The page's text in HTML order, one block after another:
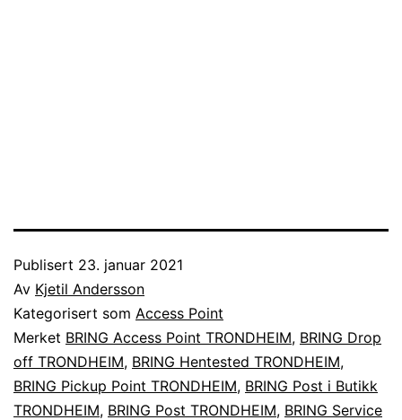
Publisert 23. januar 2021
Av Kjetil Andersson
Kategorisert som Access Point
Merket BRING Access Point TRONDHEIM, BRING Drop
off TRONDHEIM, BRING Hentested TRONDHEIM,
BRING Pickup Point TRONDHEIM, BRING Post i Butikk
TRONDHEIM, BRING Post TRONDHEIM, BRING Service